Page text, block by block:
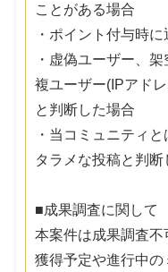
ことがある場合
・ポイント付与時
・虚偽ユーザー、
複ユーザー(IPアド
と判断した場合
・当コミュニティ
タラメな投稿と判断
■成果調査に関して
本案件は成果調査不
獲得予定や進行中